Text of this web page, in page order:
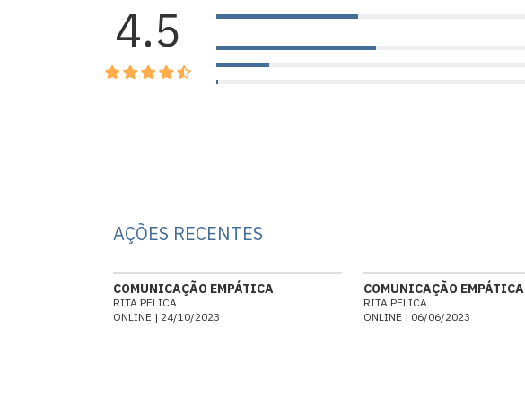
4.5
AÇÕES RECENTES
COMUNICAÇÃO EMPÁTICA
RITA PELICA
ONLINE | 24/10/2023
COMUNICAÇÃO EMPÁTICA
RITA PELICA
ONLINE | 06/06/2023